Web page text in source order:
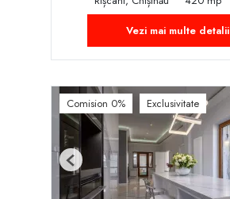
Vezi mai multe detalii
Comision 0% Exclusivitate
Previous